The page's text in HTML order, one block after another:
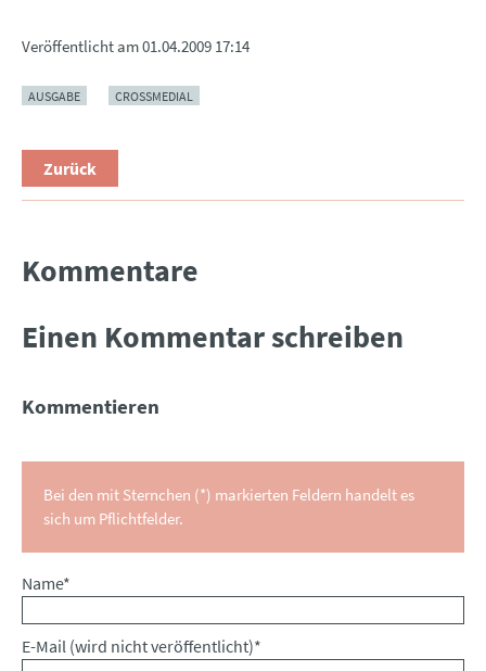
Veröffentlicht am01.04.2009 17:14
AUSGABE CROSSMEDIAL
Zurück
Kommentare
Einen Kommentar schreiben
Kommentieren
Bei den mit Sternchen (*) markierten Feldern handelt es
sich um Pflichtfelder.
Pflichtfeld
Name*
Pflichtfeld
E-Mail (wird nicht veröffentlicht)*